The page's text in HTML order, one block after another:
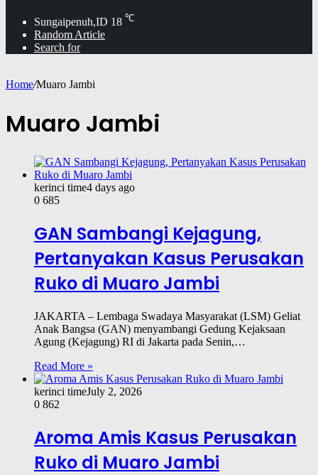
Sungaipenuh,ID 18 ℃
Random Article
Search for
Home/Muaro Jambi
Muaro Jambi
kerinci time4 days ago
0 685
GAN Sambangi Kejagung,
Pertanyakan Kasus Perusakan
Ruko di Muaro Jambi
JAKARTA – Lembaga Swadaya Masyarakat (LSM) Geliat
Anak Bangsa (GAN) menyambangi Gedung Kejaksaan
Agung (Kejagung) RI di Jakarta pada Senin,…
Read More »
kerinci timeJuly 2, 2026
0 862
Aroma Amis Kasus Perusakan
Ruko di Muaro Jambi